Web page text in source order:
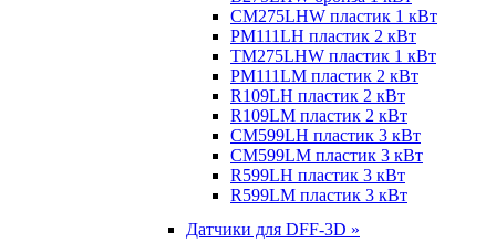
CM275LHW пластик 1 кВт
PM111LH пластик 2 кВт
TM275LHW пластик 1 кВт
PM111LM пластик 2 кВт
R109LH пластик 2 кВт
R109LM пластик 2 кВт
CM599LH пластик 3 кВт
CM599LM пластик 3 кВт
R599LH пластик 3 кВт
R599LM пластик 3 кВт
Датчики для DFF-3D »